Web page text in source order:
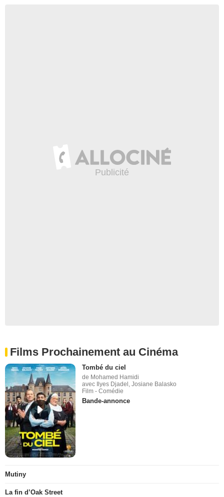
Films Prochainement au Cinéma
Tombé du ciel
de Mohamed Hamidi
avec Ilyes Djadel, Josiane Balasko
Film - Comédie
Bande-annonce
Mutiny
La fin d’Oak Street